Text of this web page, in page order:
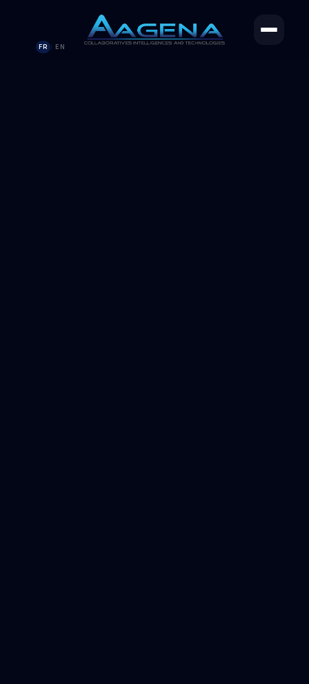
FR / EN